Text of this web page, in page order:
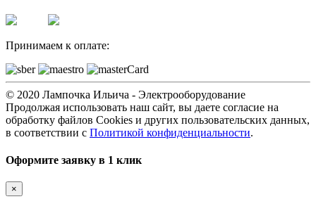
Принимаем к оплате:
© 2020 Лампочка Ильича - Электрооборудование
Продолжая использовать наш сайт, вы даете согласие на
обработку файлов Cookies и других пользовательских данных,
в соответствии с Политикой конфиденциальности.
Оформите заявку в 1 клик
×